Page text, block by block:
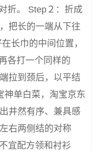
折。 Step２：折成
把长的一端从下往
长巾的中间位置，
各打一个同样的
拉到颈后，以平结
神单白菜，淘宝京东
井然有序、兼具感
右两侧结的对称
宜配方领和衬衫